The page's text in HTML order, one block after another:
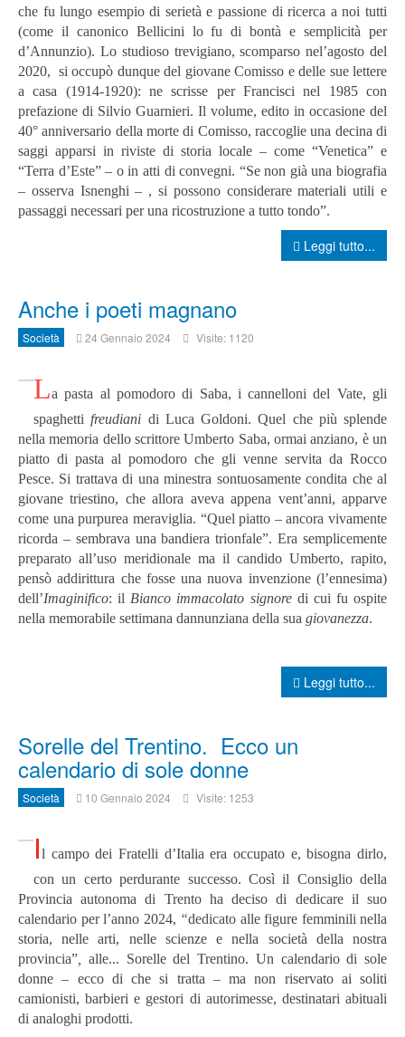
che fu lungo esempio di serietà e passione di ricerca a noi tutti
(come il canonico Bellicini lo fu di bontà e semplicità per
d’Annunzio). Lo studioso trevigiano, scomparso nel’agosto del
2020, si occupò dunque del giovane Comisso e delle sue lettere
a casa (1914-1920): ne scrisse per Francisci nel 1985 con
prefazione di Silvio Guarnieri. Il volume, edito in occasione del
40° anniversario della morte di Comisso, raccoglie una decina di
saggi apparsi in riviste di storia locale – come “Venetica” e
“Terra d’Este” – o in atti di convegni. “Se non già una biografia
– osserva Isnenghi – , si possono considerare materiali utili e
passaggi necessari per una ricostruzione a tutto tondo”.
Leggi tutto...
Anche i poeti magnano
Società 24 Gennaio 2024 Visite: 1120
La pasta al pomodoro di Saba, i cannelloni del Vate, gli
spaghetti freudiani di Luca Goldoni. Quel che più splende
nella memoria dello scrittore Umberto Saba, ormai anziano, è un
piatto di pasta al pomodoro che gli venne servita da Rocco
Pesce. Si trattava di una minestra sontuosamente condita che al
giovane triestino, che allora aveva appena vent’anni, apparve
come una purpurea meraviglia. “Quel piatto – ancora vivamente
ricorda – sembrava una bandiera trionfale”. Era semplicemente
preparato all’uso meridionale ma il candido Umberto, rapito,
pensò addirittura che fosse una nuova invenzione (l’ennesima)
dell’Imaginifico: il Bianco immacolato signore di cui fu ospite
nella memorabile settimana dannunziana della sua giovanezza.
Leggi tutto...
Sorelle del Trentino. Ecco un
calendario di sole donne
Società 10 Gennaio 2024 Visite: 1253
Il campo dei Fratelli d’Italia era occupato e, bisogna dirlo,
con un certo perdurante successo. Così il Consiglio della
Provincia autonoma di Trento ha deciso di dedicare il suo
calendario per l’anno 2024, “dedicato alle figure femminili nella
storia, nelle arti, nelle scienze e nella società della nostra
provincia”
alle... Sorelle del Trentino. Un calendario di sole
donne – ecco di che si tratta – ma non riservato ai soliti
camionisti, barbieri e gestori di autorimesse, destinatari abituali
di analoghi prodotti.